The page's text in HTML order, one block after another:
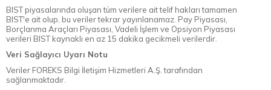
BIST piyasalarında oluşan tüm verilere ait telif hakları tamamen
BIST'e ait olup, bu veriler tekrar yayınlanamaz. Pay Piyasası,
Borçlanma Araçları Piyasası, Vadeli İşlem ve Opsiyon Piyasası
verileri BIST kaynaklı en az 15 dakika gecikmeli verilerdir.
Veri Sağlayıcı Uyarı Notu
Veriler FOREKS Bilgi İletişim Hizmetleri A.Ş. tarafından
sağlanmaktadır.